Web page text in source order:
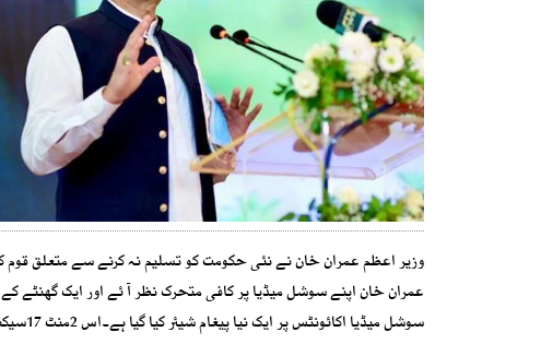
وزیر اعظم عمران خان نے نئی حکومت کو تسلیم نہ کرنے سے متعلق قوم
عمران خان اپنے سوشل میڈیا پر کافی متحرک نظر آ ئے اور ایک
سوشل